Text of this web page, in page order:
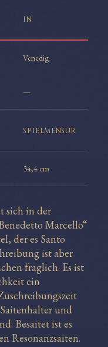
IN
Venedig
—
SPIELMENSUR
34,4 cm
sich in der
Marcello“
der es Santo
ist aber
fraglich. Es ist
ein
und
Besaitet ist es
Resonanzsaiten.